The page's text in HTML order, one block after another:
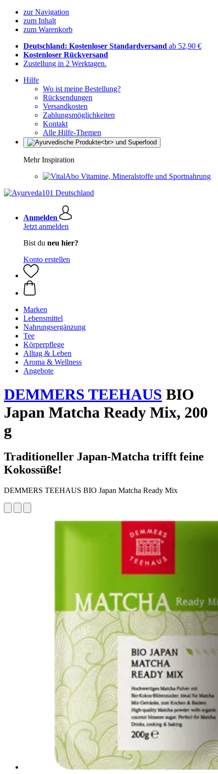
zur Navigation
zum Inhalt
zum Warenkorb
Deutschland: Kostenloser Standardversand ab 52,90 €
Kostenloser Rückversand
Zustellung in 2 Werktagen.
Hilfe
Wo ist meine Bestellung?
Rücksendungen
Versandkosten
Zahlungsmöglichkeiten
Kontakt
Alle Hilfe-Themen
Mehr Inspiration
Vitamine, Mineralstoffe und Sportnahrung
Anmelden
Jetzt anmelden
Bist du neu hier?
Konto erstellen
Marken
Lebensmittel
Nahrungsergänzung
Tee
Körperpflege
Alltag & Leben
Aroma & Wellness
Angebote
DEMMERS TEEHAUS BIO
Japan Matcha Ready Mix, 200
g
Traditioneller Japan-Matcha trifft feine
Kokossüße!
DEMMERS TEEHAUS BIO Japan Matcha Ready Mix